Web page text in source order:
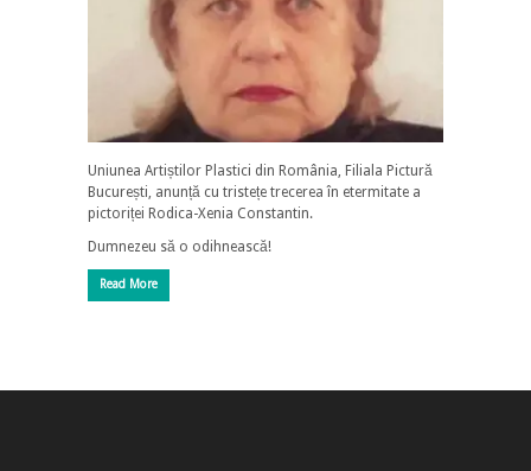
Uniunea Artiștilor Plastici din România, Filiala Pictură
București, anunță cu tristețe trecerea în etermitate a
pictoriței Rodica-Xenia Constantin.
Dumnezeu să o odihnească!
Read More